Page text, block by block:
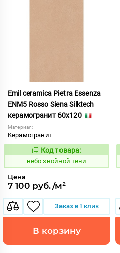
Emil ceramica Pietra Essenza
ENM5 Rosso Siena Silktech
керамогранит 60x120
Материал:
Керамогранит
1113478
Код товара:
небо знойной тени
Цена
7 100 руб./м²
Заказ в 1 клик
В корзину